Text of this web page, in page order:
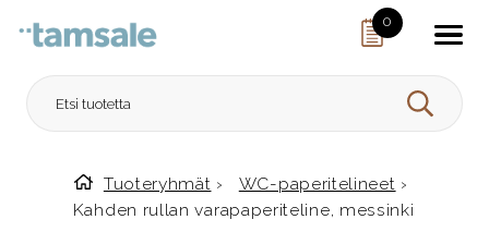
0
HAE
Etusivulle
Tuoteryhmät › WC-paperitelineet ›
Kahden rullan varapaperiteline, messinki